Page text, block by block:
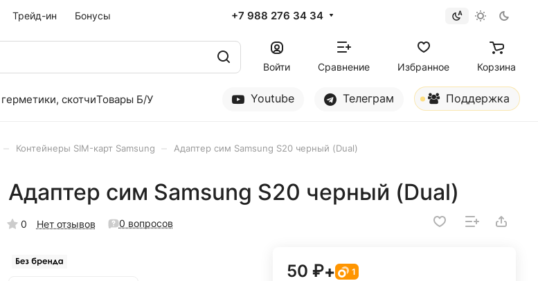
Трейд-ин Бонусы +7 988 276 34 34
Войти Сравнение Избранное Корзина
скотчиТовары Б/У Youtube Телеграм Поддержка
Контейнеры SIM-карт Samsung Адаптер сим Samsung S20 черный (Dual)
Адаптер сим Samsung S20 черный (Dual)
0 Нет отзывов 0 вопросов
50 ₽+ 1